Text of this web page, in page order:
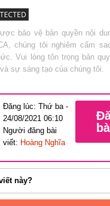
bảo vệ bản quyền nội
chúng tôi nghiêm cấm
Vui lòng tôn trọng bản
sự sáng tạo của chúng tôi.
Đăng lúc: Thứ ba -
24/08/2021 06:10
Người đăng bài
viết: Hoàng Nghĩa
này?